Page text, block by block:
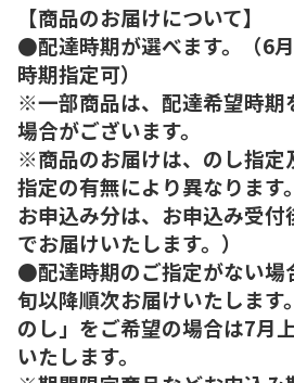
【商品のお届けについて】
●配達時期が選べます。（6
時期指定可）
※一部商品は、配達希望時期
場合がございます。
※商品のお届けは、のし指定
指定の有無により異なります
お申込み分は、お申込み受
でお届けいたします。）
●配達時期のご指定がない場
旬以降順次お届けいたします
のし」をご希望の場合は7月
いたします。